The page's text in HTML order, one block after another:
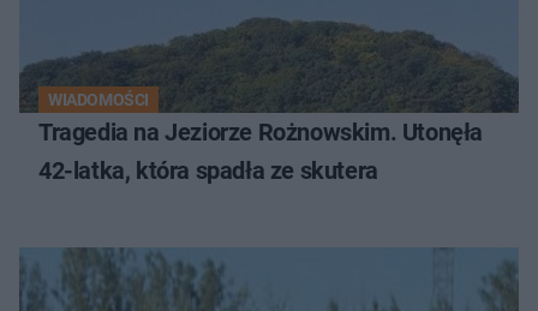
WIADOMOŚCI
Tragedia na Jeziorze Rożnowskim. Utonęła
42-latka, która spadła ze skutera